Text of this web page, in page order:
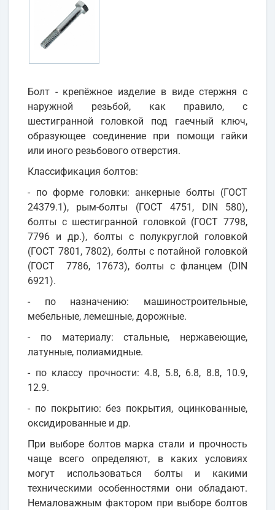
Болт - крепёжное изделие в виде стержня с
наружной резьбой, как правило, с
шестигранной головкой под гаечный ключ,
образующее соединение при помощи гайки
или иного резьбового отверстия.
Классификация болтов:
- по форме головки: анкерные болты (ГОСТ
24379.1), рым-болты (ГОСТ 4751, DIN 580),
болты с шестигранной головкой (ГОСТ 7798,
7796 и др.), болты с полукруглой головкой
(ГОСТ 7801, 7802), болты с потайной головкой
(ГОСТ 7786, 17673), болты с фланцем (DIN
6921).
- по назначению: машиностроительные,
мебельные, лемешные, дорожные.
- по материалу: стальные, нержавеющие,
латунные, полиамидные.
- по классу прочности: 4.8, 5.8, 6.8, 8.8, 10.9,
12.9.
- по покрытию: без покрытия, оцинкованные,
оксидированные и др.
При выборе болтов марка стали и прочность
чаще всего определяют, в каких условиях
могут использоваться болты и какими
техническими особенностями они обладают.
Немаловажным фактором при выборе болтов